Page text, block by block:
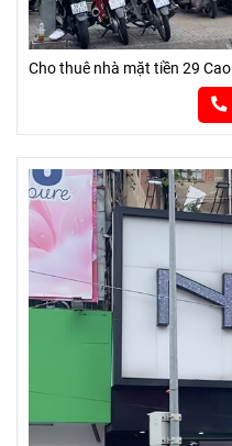
Cho thuê nhà mặt tiền 29